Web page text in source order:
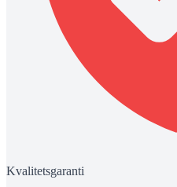
Kvalitetsgaranti